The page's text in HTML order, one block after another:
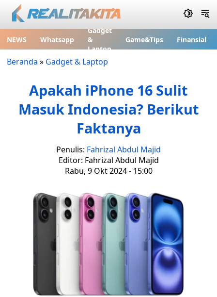
NEWS Whatsapp
Gadget
&
Laptop
Game&Tips Finansial
Beranda » Gadget & Laptop
Apakah iPhone 16 Sulit
Masuk Indonesia? Berikut
Faktanya
Penulis: Fahrizal Abdul Majid
Editor: Fahrizal Abdul Majid
Rabu, 9 Okt 2024 - 15:00